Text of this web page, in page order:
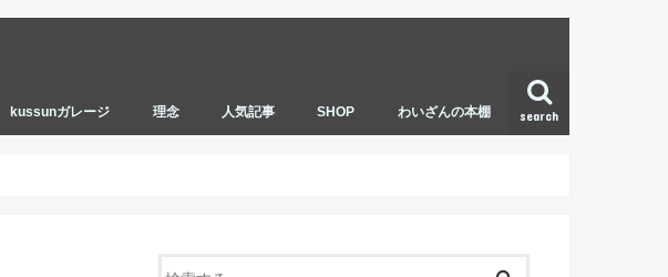
search
kussunガレージ 理念 人気記事 SHOP わいざんの本棚